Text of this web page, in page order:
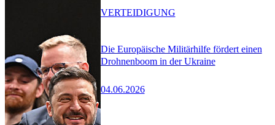
Die Europäische Militärhilfe fördert einen
Drohnenboom in der Ukraine
04.06.2026
VERTEIDIGUNG